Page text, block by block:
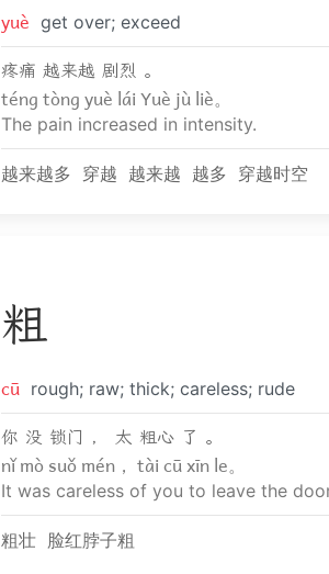
yuè get over; exceed
疼痛 越来越 剧烈 。
téng tòng yuè lái Yuè jù liè。
The pain increased in intensity.
越来越多 穿越 越来越 越多 穿越时空
粗
cū rough; raw; thick; careless; rude
你 没 锁门 ， 太 粗心 了 。
nǐ mò suǒ mén， tài cū xīn le。
It was careless of you to leave the
粗壮 脸红脖子粗